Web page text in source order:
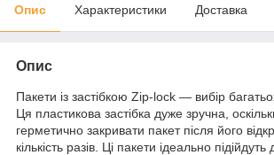
Опис Характеристики Доставка
Опис
Пакети із застібкою Zip-lock — вибір
Ця пластикова застібка дуже зручна,
герметично закривати пакет після його
кількість разів. Ці пакети ідеально підійдуть